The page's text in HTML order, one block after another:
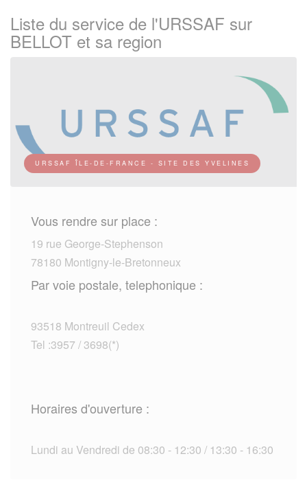
Liste du service de l'URSSAF sur
BELLOT et sa region
URSSAF ÎLE-DE-FRANCE - SITE DES YVELINES
Vous rendre sur place :
19 rue George-Stephenson
78180 Montigny-le-Bretonneux
Par voie postale, telephonique :
93518 Montreuil Cedex
Tel :3957 / 3698(*)
Horaires d'ouverture :
Lundi au Vendredi de 08:30 - 12:30 / 13:30 - 16:30